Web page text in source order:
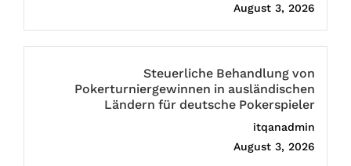
August 3, 2026
Steuerliche Behandlung von
Pokerturniergewinnen in ausländischen
Ländern für deutsche Pokerspieler
itqanadmin
August 3, 2026